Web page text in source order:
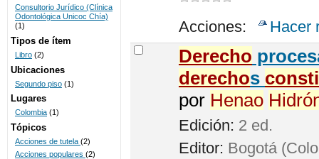
Acciones: Hacer
Derecho
derechos
por Henao
Edición: 2 ed.
Editor: Bogotá
Consultorio Jurídico (Clínica
Odontológica Unicoc Chía)
(1)
Tipos de ítem
Libro (2)
Ubicaciones
Segundo piso (1)
Lugares
Colombia (1)
Tópicos
Acciones de tutela (2)
Acciones populares (2)